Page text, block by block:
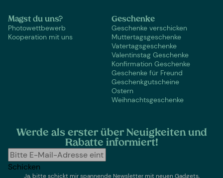
Magst du uns?
Photowettbewerb
Kooperation mit uns
Geschenke
Geschenke verschicken
Muttertagsgeschenke
Vatertagsgeschenke
Valentinstag Geschenke
Konfirmation Geschenke
Geschenke für Freund
Geschenkgutscheine
Ostern
Weihnachtsgeschenke
Werde als erster über Neuigkeiten und
Rabatte informiert!
Schicken
Ja, bitte schickt mir spannende Newsletter mit neuen Gadgets,